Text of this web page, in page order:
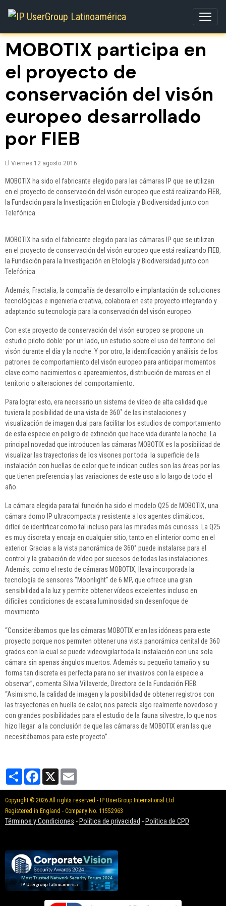
MOBOTIX participa en
el proyecto de
conservación del visón
europeo desarrollado
por FIEB
El Viernes 12 agosto 2016
MOBOTIX ha sido el fabricante elegido para las cámaras IP que se utilizan
en el proyecto de conservación del visón europeo que está realizando FIEB,
la Fundación para la Investigación en Etología y Biodiversidad junto con
Telefónica.
MOBOTIX ha sido el fabricante elegido para las cámaras IP que se utilizan
en el proyecto de conservación del visón europeo que está realizando FIEB,
la Fundación para la Investigación en Etología y Biodiversidad junto con
Telefónica.
Además, Fractalia, la compañía de desarrollo e implantación de soluciones
tecnológicas e ingeniería creativa, colabora en este proyecto integrando y
adaptando su tecnología para la conservación del visón europeo.
Con este proyecto de conservación del visón europeo se propone un
estudio piloto doble: por un lado, un estudio sobre el uso del territorio del
visón durante el día y la noche. Y por otro, la identificación y análisis de los
patrones de comportamiento del visón europeo para anticipar momentos
clave como nacimientos o apareamientos, distribución de marcas en el
territorio o alteraciones del comportamiento.
Para lograr esto, era necesario un sistema de vídeo de alta calidad que
tuviera la posibilidad de una vista de 360˚ de las instalaciones y
visualización de imagen dual para facilitar los estudios de comportamiento
de esta especie en peligro de extinción que hace vida durante la noche. La
principal novedad que introducen las cámaras MOBOTIX es la posibilidad de
visualizar las trayectorias de los visones por toda la superficie de la
instalación con huellas de calor que te indican cuáles son las áreas por las
que tienen preferencia y las variaciones de este uso a lo largo de todo el
año.
La cámara elegida para tal función ha sido el modelo Q25 de MOBOTIX, una
cámara domo IP ultracompacta y resistente a los agentes climáticos,
difícil de identificar como tal incluso para las miradas más curiosas. La Q25
es muy discreta y encaja en cualquier sitio, tanto en el interior como en el
exterior. Gracias a la vista panorámica de 360° puede instalarse para el
control y la grabación de vídeo por sucesos de todas las instalaciones.
Además, como el resto de cámaras MOBOTIX, lleva incorporada la
tecnología de sensores “Moonlight" de 6 MP, que ofrece una gran
sensibilidad a la luz y permite obtener vídeos excelentes incluso en
difíciles condiciones de escasa luminosidad sin desenfoque de
movimiento.
“Considerábamos que las cámaras MOBOTIX eran las idóneas para este
proyecto porque nos permiten obtener una vista panorámica cenital de 360
grados con la cual se puede videovigilar toda la instalación con una sola
cámara sin apenas ángulos muertos. Además su pequeño tamaño y su
forma tan discreta es perfecta para no ser invasivos con la especie a
observar”, comenta Silvia Villaverde, Directora de la Fundación FIEB.
“Asimismo, la calidad de imagen y la posibilidad de obtener registros con
las trayectorias en huella de calor, nos parecía algo realmente novedoso y
con grandes posibilidades para el estudio de la fauna silvestre, lo que nos
hizo llegar a la conclusión de que las cámaras de MOBOTIX eran las que
necesitábamos para este proyecto”.
PartagerFacebook
X
Copyright © 2026 All rights reserved - IP UserGroup International Ltd
Registered in England - Company No. 11552963
Términos y Condiciones - Política de privacidad - Politica de CPD